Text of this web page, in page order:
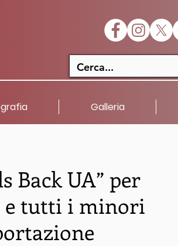
Galleria
Back UA” per
e tutti i minori